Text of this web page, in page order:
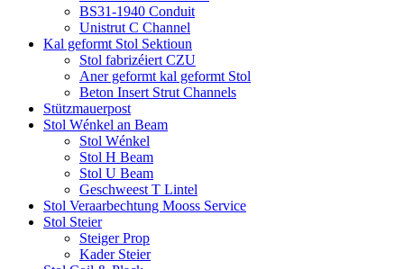
BS31-1940 Conduit
Unistrut C Channel
Kal geformt Stol Sektioun
Stol fabrizéiert CZU
Aner geformt kal geformt Stol
Beton Insert Strut Channels
Stützmauerpost
Stol Wénkel an Beam
Stol Wénkel
Stol H Beam
Stol U Beam
Geschweest T Lintel
Stol Veraarbechtung Mooss Service
Stol Steier
Steiger Prop
Kader Steier